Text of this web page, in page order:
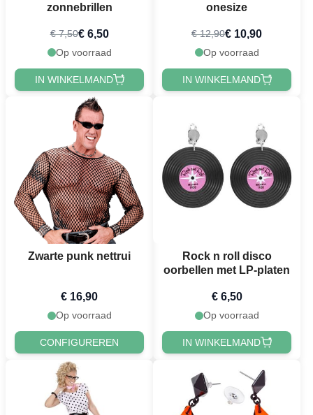
zonnebrillen
€ 7,50€ 6,50
Op voorraad
IN WINKELMAND
onesize
€ 12,90€ 10,90
Op voorraad
IN WINKELMAND
Zwarte punk nettrui
€ 16,90
Op voorraad
CONFIGUREREN
Rock n roll disco
oorbellen met LP-platen
€ 6,50
Op voorraad
IN WINKELMAND